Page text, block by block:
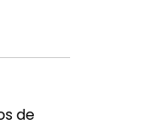
de